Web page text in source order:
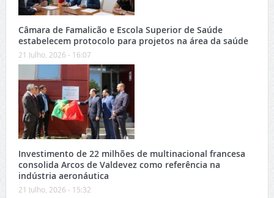
Câmara de Famalicão e Escola Superior de Saúde
estabelecem protocolo para projetos na área da saúde
21 Julho, 2026 - 16:07
Investimento de 22 milhões de multinacional francesa
consolida Arcos de Valdevez como referência na
indústria aeronáutica
21 Julho, 2026 - 15:32